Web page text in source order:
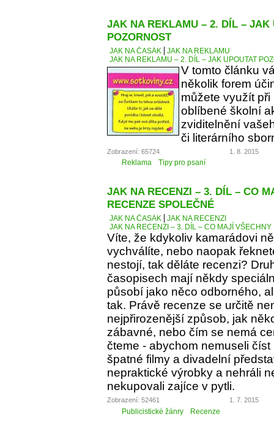
JAK NA REKLAMU – 2. DÍL – JAK
POZORNOST
JAK NA ČASÁK
JAK NA REKLAMU
JAK NA REKLAMU – 2. DÍL – JAK UPOUTAT
V tomto článku
několik forem
můžete využít
oblíbené školní
zviditelnění
či literárního
Zobrazení: 65724 1. 8. 2015
Reklama Tipy pro psaní
JAK NA RECENZI – 3. DÍL – CO
RECENZE SPOLEČNÉ
JAK NA ČASÁK
JAK NA RECENZI
JAK NA RECENZI – 3. DÍL – CO MAJÍ
Víte, že kdykoliv kamarádovi
vychválíte, nebo naopak
nestojí, tak děláte recenzi?
časopisech mají někdy
působí jako něco odborného,
tak. Právě recenze se určitě
nejpřirozenější způsob, jak
zábavné, nebo čím se nemá
čteme - abychom nemuseli
špatné filmy a divadelní
nepraktické výrobky a nehráli
nekupovali zajíce v pytli.
Zobrazení: 52461 1. 7. 2015
Publicistické žánry Recenze